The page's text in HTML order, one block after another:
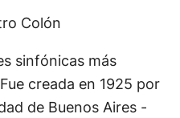
Colón
sinfónicas más
creada en 1925 por
de Buenos Aires -